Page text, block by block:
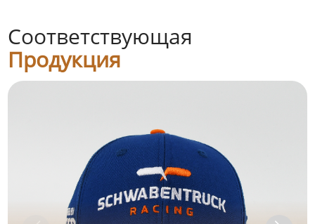
Соответствующая
Продукция